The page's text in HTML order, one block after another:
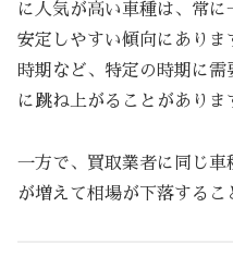
に人気が高い車種は、常
安定しやすい傾向にあり
時期など、特定の時期に
に跳ね上がることがありま
一方で、買取業者に同じ
が増えて相場が下落するこ